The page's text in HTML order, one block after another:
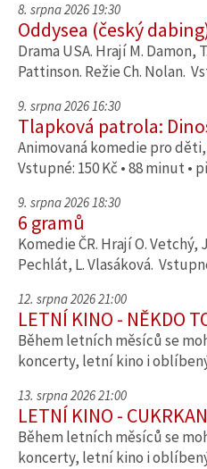
8. srpna 2026 19:30
Oddysea (český
Drama USA. Hrají M. Damon,
Pattinson. Režie Ch. Nolan.
9. srpna 2026 16:30
Tlapková patrola:
Animovaná komedie pro
Vstupné: 150 Kč • 88 minut
9. srpna 2026 18:30
6 gramů
Komedie ČR. Hrají O. Vetchý,
Pechlát, L. Vlasáková.
12. srpna 2026 21:00
LETNÍ KINO - NĚKDO
Během letních měsíců se
koncerty, letní kino i
13. srpna 2026 21:00
LETNÍ KINO -
Během letních měsíců se
koncerty, letní kino i